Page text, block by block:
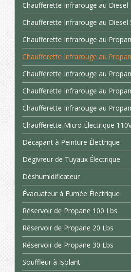
Chaufferette Infrarouge au Diesel
Chaufferette Infrarouge au Diesel
Chaufferette Infrarouge au
Chaufferette Infrarouge au
Chaufferette Infrarouge au
Chaufferette Infrarouge au
Chaufferette Infrarouge au
Chaufferette Micro Électrique
Décapant à Peinture Électrique
Dégivreur de Tuyaux Électrique
Déshumidificateur
Évacuateur à Fumée Électrique
Réservoir de Propane 100 Lbs
Réservoir de Propane 20 Lbs
Réservoir de Propane 30 Lbs
Souffleur à Isolant